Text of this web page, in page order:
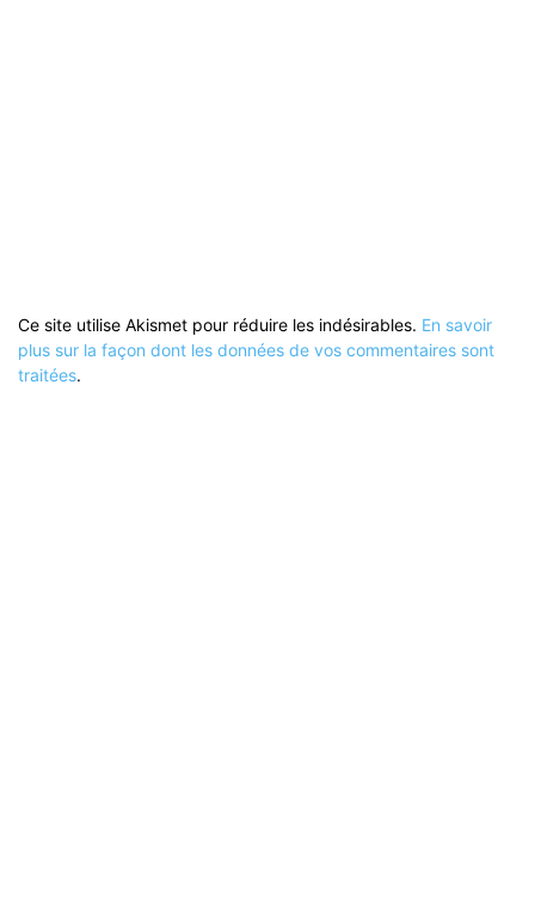
Ce site utilise Akismet pour réduire les indésirables. En savoir
plus sur la façon dont les données de vos commentaires sont
traitées.